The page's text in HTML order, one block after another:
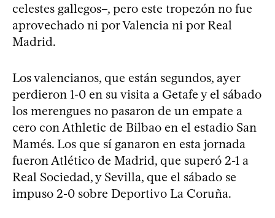
celestes gallegos–, pero este tropezón no fue
aprovechado ni por Valencia ni por Real
Madrid.
Los valencianos, que están segundos, ayer
perdieron 1-0 en su visita a Getafe y el sábado
los merengues no pasaron de un empate a
cero con Athletic de Bilbao en el estadio San
Mamés. Los que sí ganaron en esta jornada
fueron Atlético de Madrid, que superó 2-1 a
Real Sociedad, y Sevilla, que el sábado se
impuso 2-0 sobre Deportivo La Coruña.